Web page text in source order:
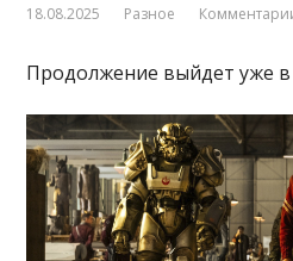
18.08.2025 Разное
Продолжение выйдет уже в